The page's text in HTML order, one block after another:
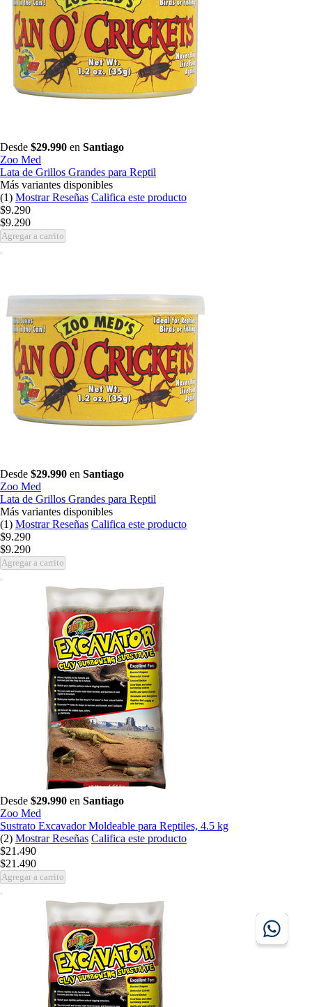
Desde $29.990 en Santiago
Zoo Med
Lata de Grillos Grandes para Reptil
Más variantes disponibles
(1) Mostrar Reseñas Califica este producto
$9.290
$9.290
Agregar a carrito
Desde $29.990 en Santiago
Zoo Med
Lata de Grillos Grandes para Reptil
Más variantes disponibles
(1) Mostrar Reseñas Califica este producto
$9.290
$9.290
Agregar a carrito
Desde $29.990 en Santiago
Zoo Med
Sustrato Excavador Moldeable para Reptiles, 4.5 kg
(2) Mostrar Reseñas Califica este producto
$21.490
$21.490
Agregar a carrito